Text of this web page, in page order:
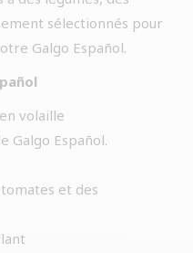
sélectionnés pour
Galgo Español.
volaille
Galgo Español.
et des